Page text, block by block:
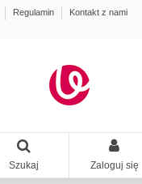
Regulamin
Kontakt z nami
Szukaj Zaloguj się